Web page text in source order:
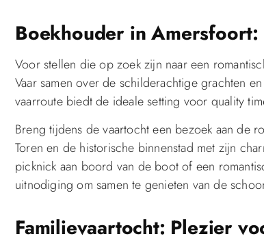
Boekhouder in
Voor stellen die op zoek zijn naar een
Vaar samen over de schilderachtige grachten
vaarroute biedt de ideale setting voor quality
Breng tijdens de vaartocht een bezoek aan de
Toren en de historische binnenstad met zijn
picknick aan boord van de boot of een
uitnodiging om samen te genieten van de
Familievaartocht: Plezier